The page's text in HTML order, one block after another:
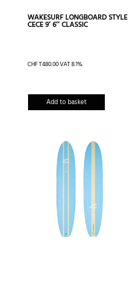
WAKESURF LONGBOARD STYLE
CECE 9′ 6″ CLASSIC
CHF1'480.00VAT 8.1%
Add to basket